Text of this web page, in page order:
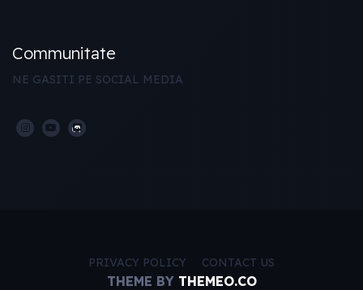
Communitate
NE GASITI PE SOCIAL MEDIA
PRIVACY POLICY CONTACT US
THEME BY THEMEO.CO